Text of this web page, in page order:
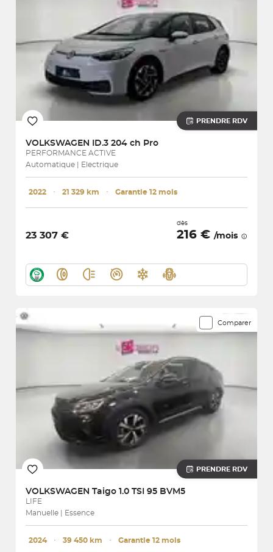
PRENDRE RDV
VOLKSWAGEN ID.3 204 ch Pro
PERFORMANCE ACTIVE
Automatique | Electrique
2022 ･ 21 329 km ･ Garantie 12 mois
23 307 €
dès
216 € /mois
Comparer
PRENDRE RDV
VOLKSWAGEN Taigo 1.0 TSI 95 BVM5
LIFE
Manuelle | Essence
2024 ･ 39 450 km ･ Garantie 12 mois